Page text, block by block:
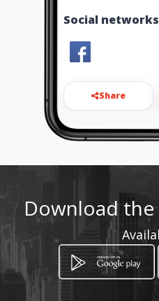
Social networks
Share
Location
Download